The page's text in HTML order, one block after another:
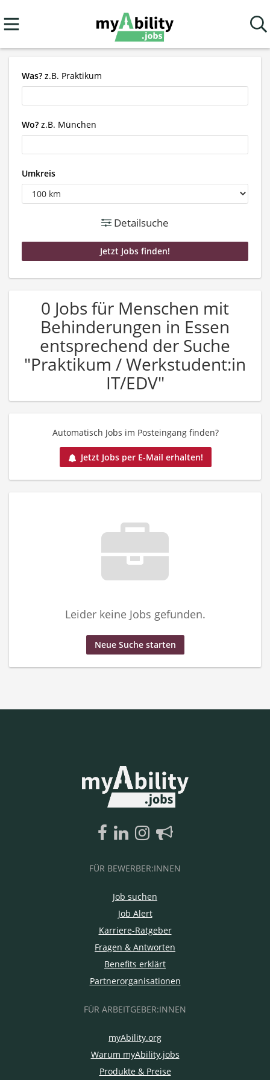
Was? z.B. Praktikum
Wo? z.B. München
Umkreis
Detailsuche
0 Jobs für Menschen mit
Behinderungen in Essen
entsprechend der Suche
"Praktikum / Werkstudent:in
IT/EDV"
Automatisch Jobs im Posteingang finden?
Jetzt Jobs per E-Mail erhalten!
Leider keine Jobs gefunden.
Neue Suche starten
FÜR BEWERBER:INNEN
Job suchen
Job Alert
Karriere-Ratgeber
Fragen & Antworten
Benefits erklärt
Partnerorganisationen
FÜR ARBEITGEBER:INNEN
myAbility.org
Warum myAbility.jobs
Produkte & Preise